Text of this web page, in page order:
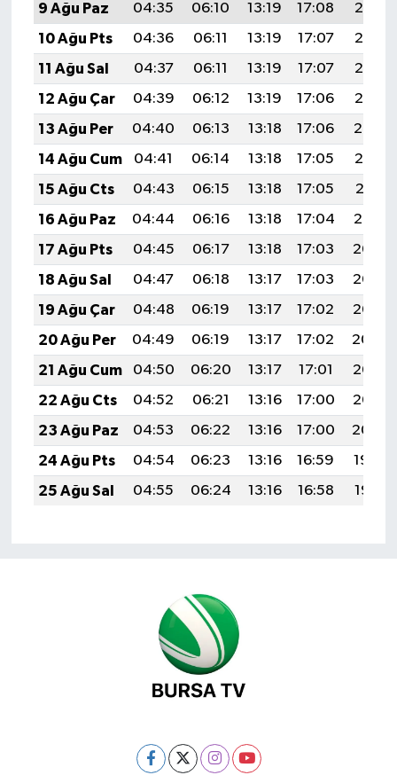
9 Ağu Paz
04:35 06:10 13:19 17:08
20:18
10 Ağu Pts
04:36 06:11 13:19 17:07
20:17
11 Ağu Sal
04:37 06:11 13:19 17:07
20:16
12 Ağu Çar
04:39 06:12 13:19 17:06
20:15
13 Ağu Per
04:40 06:13 13:18 17:06
20:14
14 Ağu Cum
04:41 06:14 13:18 17:05
20:12
15 Ağu Cts
04:43 06:15 13:18 17:05
20:11
16 Ağu Paz
04:44 06:16 13:18 17:04
20:10
17 Ağu Pts
04:45 06:17 13:18 17:03
20:08
18 Ağu Sal
04:47 06:18 13:17 17:03
20:07
19 Ağu Çar
04:48 06:19 13:17 17:02
20:06
20 Ağu Per
04:49 06:19 13:17 17:02
20:04
21 Ağu Cum
04:50 06:20 13:17 17:01
20:03
22 Ağu Cts
04:52 06:21 13:16 17:00
20:02
23 Ağu Paz
04:53 06:22 13:16 17:00
20:00
24 Ağu Pts
04:54 06:23 13:16 16:59
19:59
25 Ağu Sal
04:55 06:24 13:16 16:58 19:57